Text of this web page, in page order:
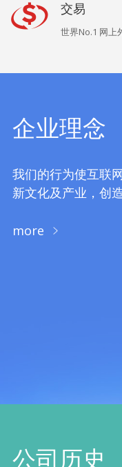
交易
世界No.1 网上
企业理念
我们的行为使互联
新文化及产业，创
more
公司历史